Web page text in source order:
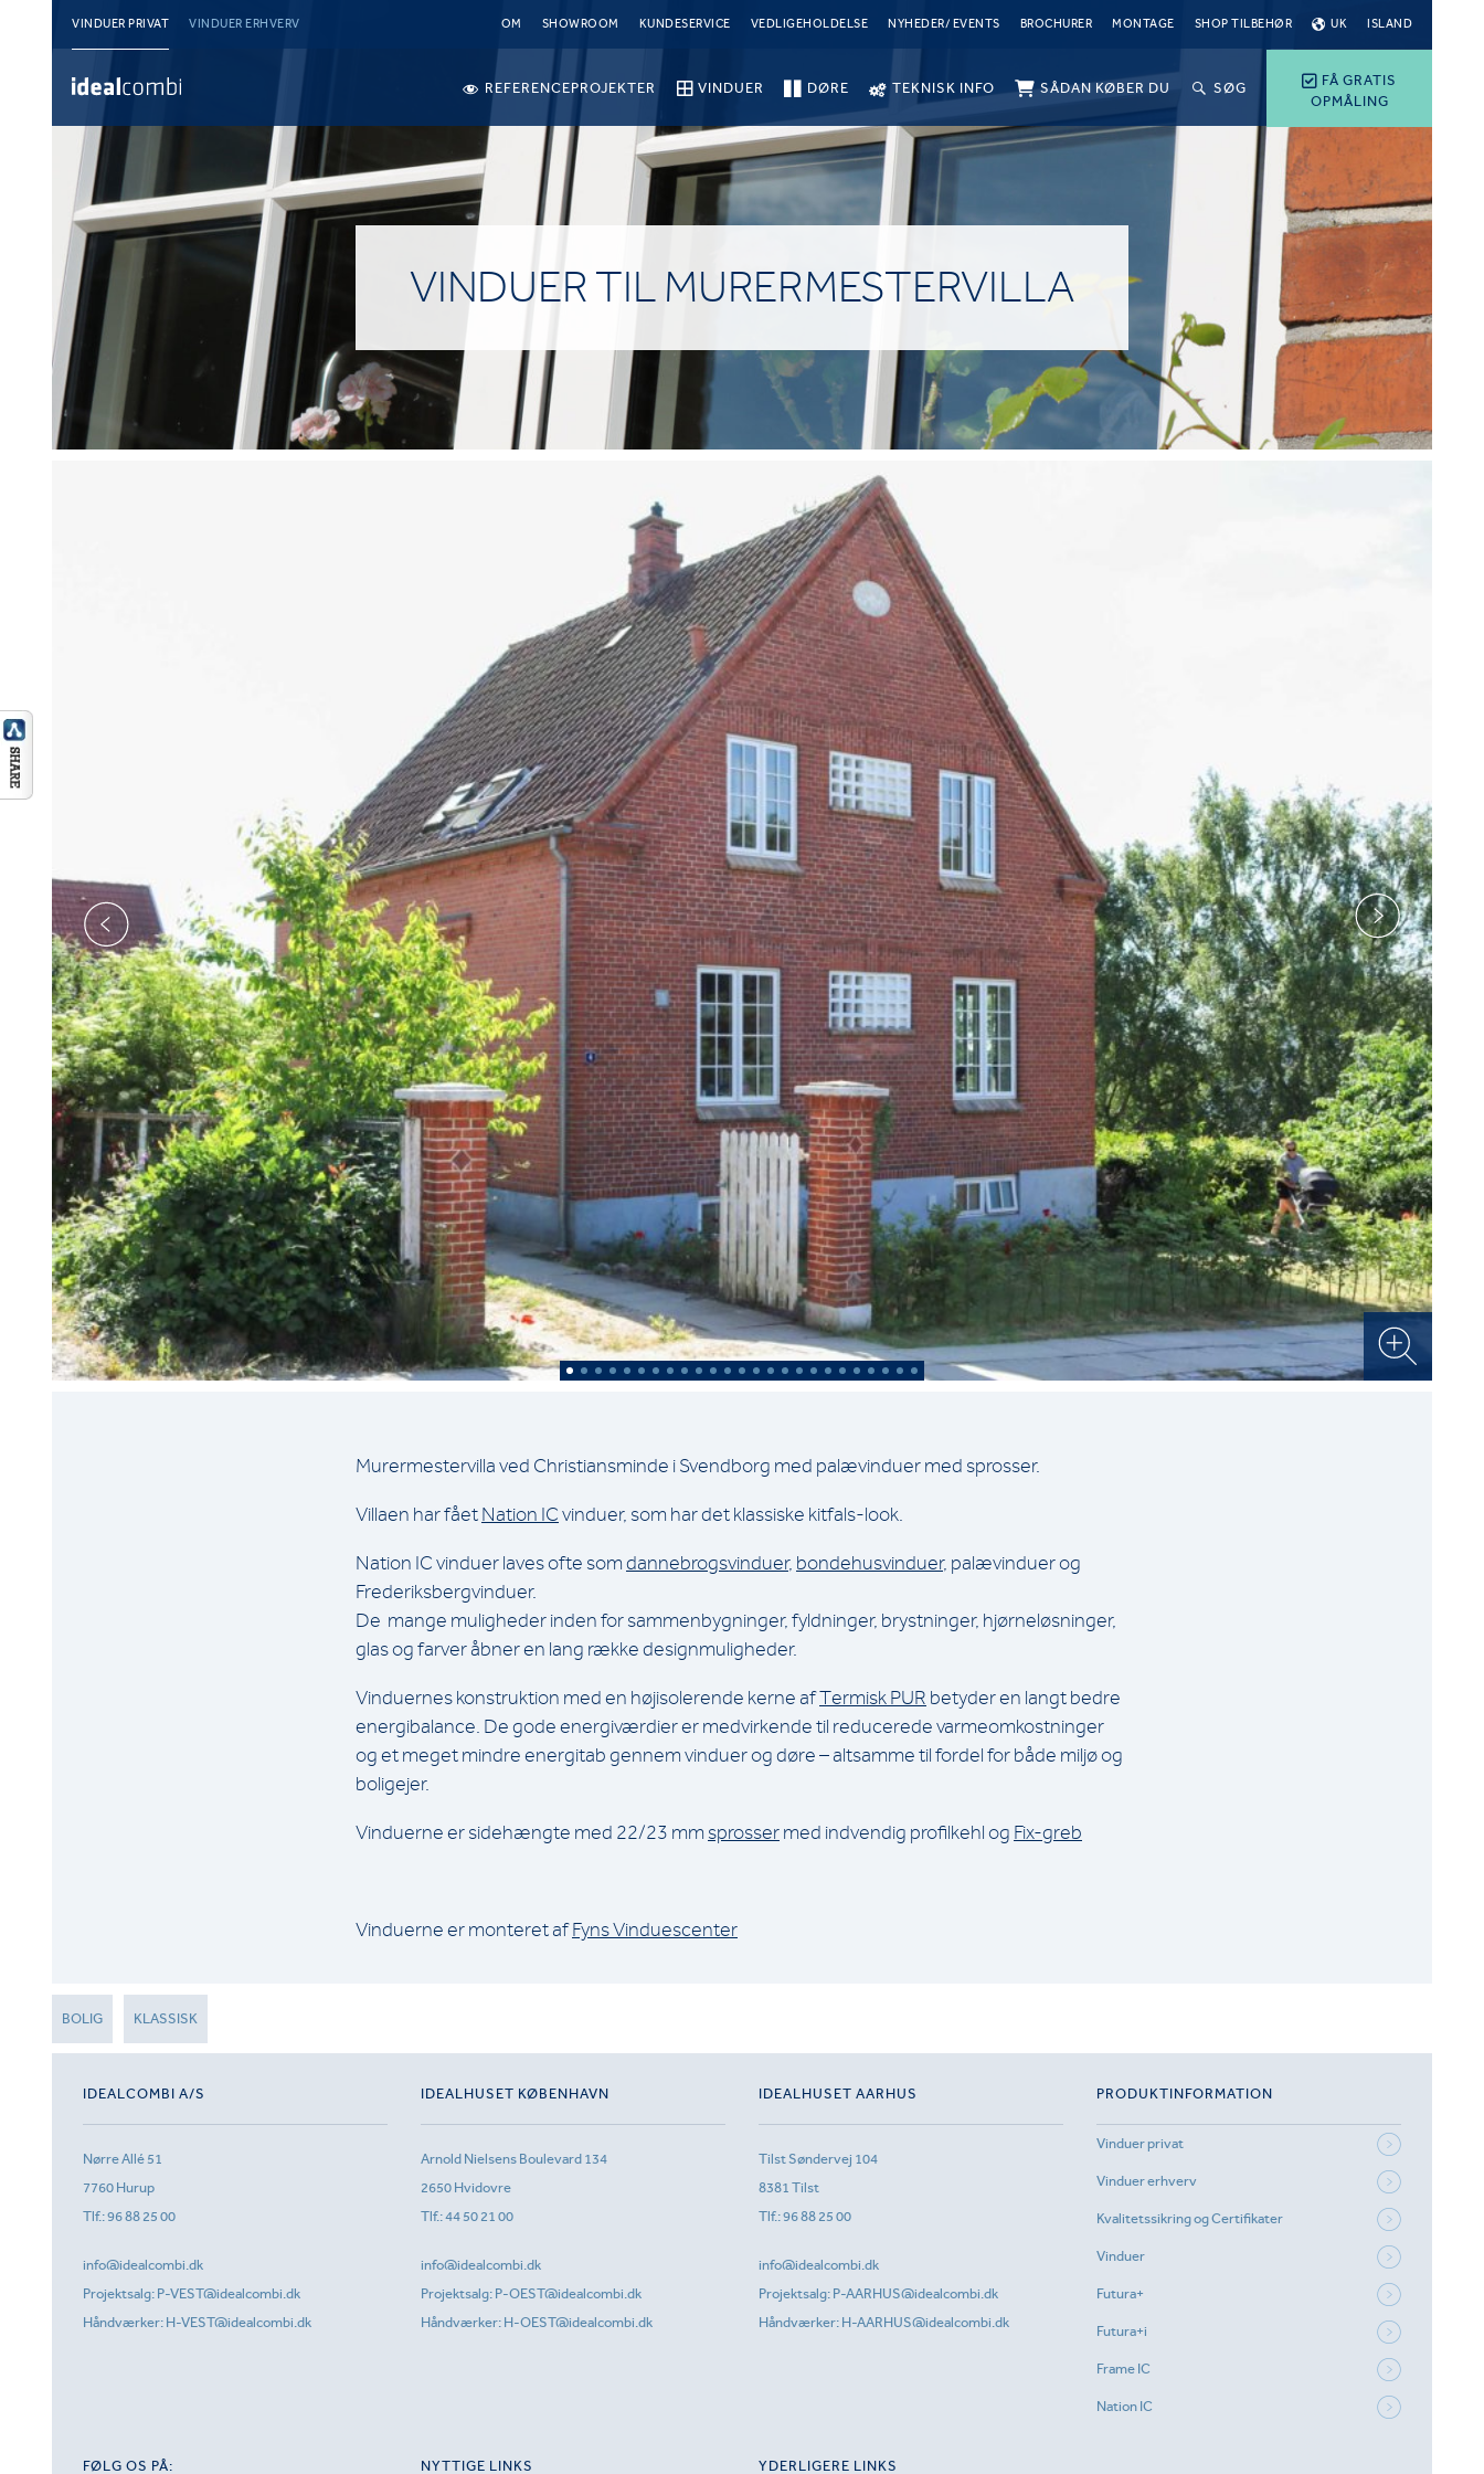
VINDUER PRIVAT VINDUER ERHVERV OM SHOWROOM KUNDESERVICE VEDLIGEHOLDELSE NYHEDER/ EVENTS BROCHURER MONTAGE SHOP TILBEHØR UK ISLAND
FÅ GRATIS
OPMÅLING
REFERENCEPROJEKTER VINDUER DØRE TEKNISK INFO SÅDAN KØBER DU SØG
VINDUER TIL MURERMESTERVILLA
Murermestervilla ved Christiansminde i Svendborg med palævinduer med sprosser.
Villaen har fået Nation IC vinduer, som har det klassiske kitfals-look.
Nation IC vinduer laves ofte som dannebrogsvinduer, bondehusvinduer, palævinduer og
Frederiksbergvinduer.
De mange muligheder inden for sammenbygninger, fyldninger, brystninger, hjørneløsninger,
glas og farver åbner en lang række designmuligheder.
Vinduernes konstruktion med en højisolerende kerne afTermisk PUR betyder en langt bedre
energibalance. De gode energiværdier er medvirkende til reducerede varmeomkostninger
og et meget mindre energitab gennem vinduer og døre – altsamme til fordel for både miljø og
boligejer.
Vinduerne er sidehængte med 22/23 mm sprosser med indvendig profilkehl og Fix-greb
Vinduerne er monteret afFyns Vinduescenter
BOLIG KLASSISK
IDEALCOMBI A/S
Nørre Allé 51
7760 Hurup
Tlf.:96 88 25 00
info@idealcombi.dk
Projektsalg: P-VEST@idealcombi.dk
Håndværker: H-VEST@idealcombi.dk
IDEALHUSET KØBENHAVN
Arnold Nielsens Boulevard 134
2650 Hvidovre
Tlf.:44 50 21 00
info@idealcombi.dk
Projektsalg: P-OEST@idealcombi.dk
Håndværker: H-OEST@idealcombi.dk
IDEALHUSET AARHUS
Tilst Søndervej 104
8381 Tilst
Tlf.:96 88 25 00
info@idealcombi.dk
Projektsalg: P-AARHUS@idealcombi.dk
Håndværker: H-AARHUS@idealcombi.dk
PRODUKTINFORMATION
Vinduer privat
Vinduer erhverv
Kvalitetssikring og Certifikater
Vinduer
Futura+
Futura+i
Frame IC
Nation IC
FØLG OS PÅ: NYTTIGE LINKS YDERLIGERE LINKS